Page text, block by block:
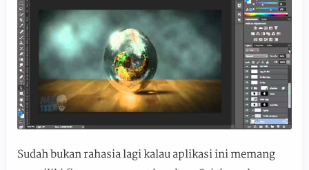
Sudah bukan rahasia lagi kalau aplikasi ini memang